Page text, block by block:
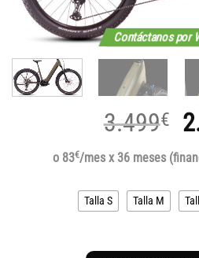
Contáctanos por
3.499€
o 83€/mes x 36 meses
Talla S Talla M